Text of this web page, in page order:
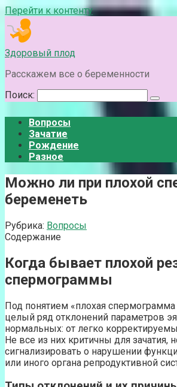
Перейти к контенту
Здоровый плод
Расскажем все о беременности
Поиск:
Вопросы
Зачатие
Рождение
Разное
Можно ли при плохой
беременеть
Рубрика: Вопросы
Содержание
Когда бывает плохой
спермограммы
Под понятием «плохая спермограмма
целый ряд отклонений параметров
нормальных: от легко
Не все из них критичны для
сигнализировать о нарушении
или иного органа репродуктивной